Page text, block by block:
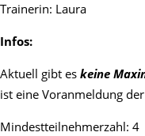
Trainerin: Laura
Infos:
Aktuell gibt es keine
ist eine Voranmeldung
Mindestteilnehmerzahl: 4